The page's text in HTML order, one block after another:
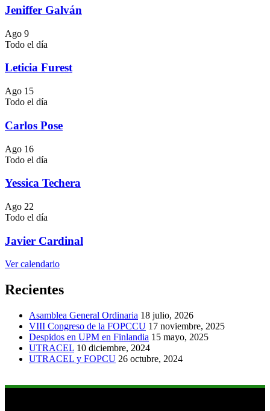
Jeniffer Galván
Ago 9
Todo el día
Leticia Furest
Ago 15
Todo el día
Carlos Pose
Ago 16
Todo el día
Yessica Techera
Ago 22
Todo el día
Javier Cardinal
Ver calendario
Recientes
Asamblea General Ordinaria 18 julio, 2026
VIII Congreso de la FOPCCU 17 noviembre, 2025
Despidos en UPM en Finlandia 15 mayo, 2025
UTRACEL 10 diciembre, 2024
UTRACEL y FOPCU 26 octubre, 2024